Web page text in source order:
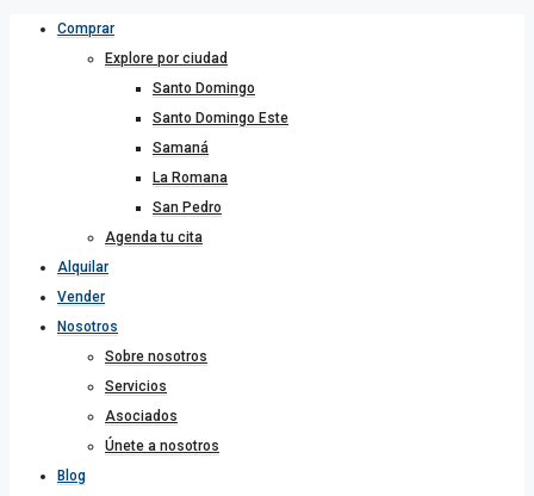
Comprar
Explore por ciudad
Santo Domingo
Santo Domingo Este
Samaná
La Romana
San Pedro
Agenda tu cita
Alquilar
Vender
Nosotros
Sobre nosotros
Servicios
Asociados
Únete a nosotros
Blog